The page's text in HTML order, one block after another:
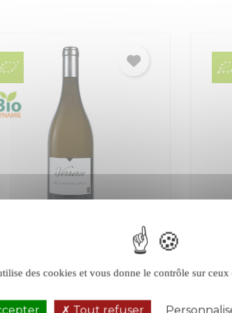
Luberon-Ventoux
Luberon
des cookies et vous donne le contrôle sur
Tout refuser